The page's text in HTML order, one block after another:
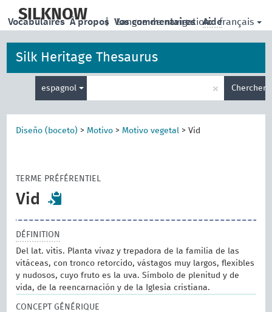
main
SILKNOW | Langue de navigation: français
Vocabulaires À propos Vos commentaires Aide
Silk Heritage Thesaurus
espagnol
de
recherche
× Chercher
Diseño (boceto) > Motivo > Motivo vegetal >Vid
TERME PRÉFÉRENTIEL
Vid
DÉFINITION
Del lat. vitis. Planta vivaz y trepadora de la familia de las
vitáceas, con tronco retorcido, vástagos muy largos, flexibles
y nudosos, cuyo fruto es la uva. Símbolo de plenitud y de
vida, de la reencarnación y de la Iglesia cristiana.
CONCEPT GÉNÉRIQUE